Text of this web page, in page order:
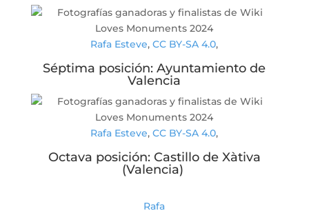
Rafa Esteve,CC BY-SA 4.0,
Séptima posición: Ayuntamiento de
Valencia
Rafa Esteve,CC BY-SA 4.0,
Octava posición: Castillo de Xàtiva
(Valencia)
Rafa